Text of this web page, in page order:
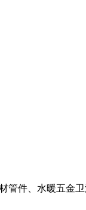
管件、水暖五金卫